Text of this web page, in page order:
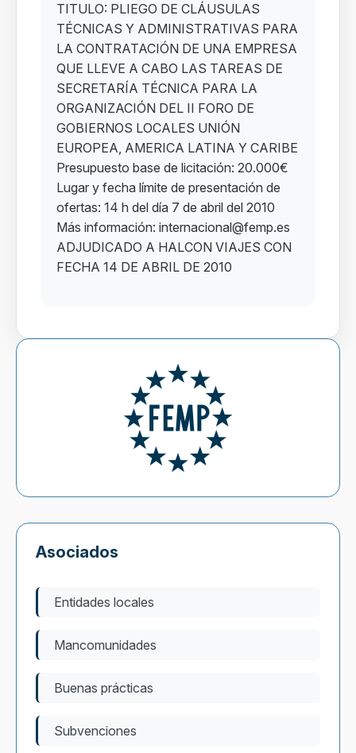
TITULO: PLIEGO DE CLÁUSULAS
TÉCNICAS Y ADMINISTRATIVAS PARA
LA CONTRATACIÓN DE UNA EMPRESA
QUE LLEVE A CABO LAS TAREAS DE
SECRETARÍA TÉCNICA PARA LA
ORGANIZACIÓN DEL II FORO DE
GOBIERNOS LOCALES UNIÓN
EUROPEA, AMERICA LATINA Y CARIBE
Presupuesto base de licitación: 20.000€
Lugar y fecha límite de presentación de
ofertas: 14 h del día 7 de abril del 2010
Más información: internacional@femp.es
ADJUDICADO A HALCON VIAJES CON
FECHA 14 DE ABRIL DE 2010
Asociados
Entidades locales
Mancomunidades
Buenas prácticas
Subvenciones